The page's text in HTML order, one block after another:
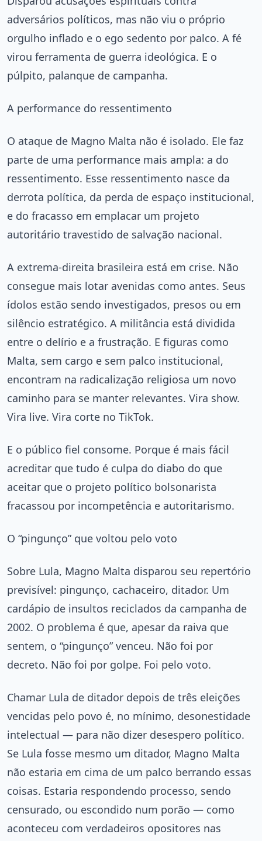
adversários políticos, mas não viu o próprio
orgulho inflado e o ego sedento por palco. A fé
virou ferramenta de guerra ideológica. E o
púlpito, palanque de campanha.
A performance do ressentimento
O ataque de Magno Malta não é isolado. Ele faz
parte de uma performance mais ampla: a do
ressentimento. Esse ressentimento nasce da
derrota política, da perda de espaço institucional,
e do fracasso em emplacar um projeto
autoritário travestido de salvação nacional.
A extrema-direita brasileira está em crise. Não
consegue mais lotar avenidas como antes. Seus
ídolos estão sendo investigados, presos ou em
silêncio estratégico. A militância está dividida
entre o delírio e a frustração. E figuras como
Malta, sem cargo e sem palco institucional,
encontram na radicalização religiosa um novo
caminho para se manter relevantes. Vira show.
Vira live. Vira corte no TikTok.
E o público fiel consome. Porque é mais fácil
acreditar que tudo é culpa do diabo do que
aceitar que o projeto político bolsonarista
fracassou por incompetência e autoritarismo.
O “pingunço” que voltou pelo voto
Sobre Lula, Magno Malta disparou seu repertório
previsível: pingunço, cachaceiro, ditador. Um
cardápio de insultos reciclados da campanha de
2002. O problema é que, apesar da raiva que
sentem, o “pingunço” venceu. Não foi por
decreto. Não foi por golpe. Foi pelo voto.
Chamar Lula de ditador depois de três eleições
vencidas pelo povo é, no mínimo, desonestidade
intelectual — para não dizer desespero político.
Se Lula fosse mesmo um ditador, Magno Malta
não estaria em cima de um palco berrando essas
coisas. Estaria respondendo processo, sendo
censurado, ou escondido num porão — como
aconteceu com verdadeiros opositores nas